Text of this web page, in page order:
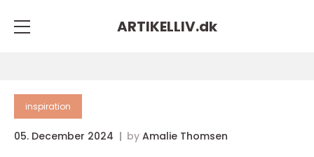
ARTIKELLIV.dk
inspiration
05. December 2024 by Amalie Thomsen